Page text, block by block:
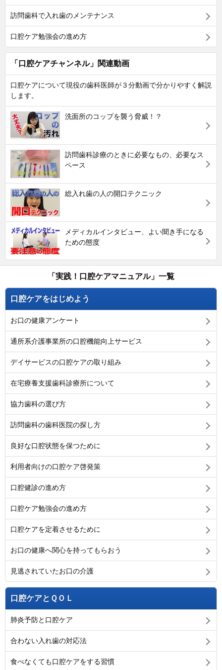
訪問歯科で入れ歯のメンテナンス
口腔ケア勉強会の進め方
「口腔ケアチャンネル」関連動画
口腔ケアについて現役の歯科医師が３分動画で分かりやすく解説
します。
洗面所のコップを襲う脅威！？
訪問歯科診療のときに必要なもの、必要なス
ペース
総入れ歯の人の開口テクニック
メディカルインタビュー、よい聞き手になる
ための態度
「実践！口腔ケアマニュアル」一覧
口腔ケアをはじめよう
お口の健康アンケート
通所系介護事業所の口腔機能向上サービス
デイサービスの口腔ケアの取り組み
在宅療養支援歯科診療所について
協力歯科の選び方
訪問歯科の歯科医院の探し方
良好な口腔状態を保つために
利用者向けの口腔ケア啓発策
口腔健診の進め方
口腔ケア勉強会の進め方
口腔ケアを定着させるために
お口の健康へ関心を持ってもらおう
見逃されていたお口の介護
口腔ケアとＱＯＬ
肺炎予防と口腔ケア
合わない入れ歯の対応法
食べなくても口腔ケアをする習慣